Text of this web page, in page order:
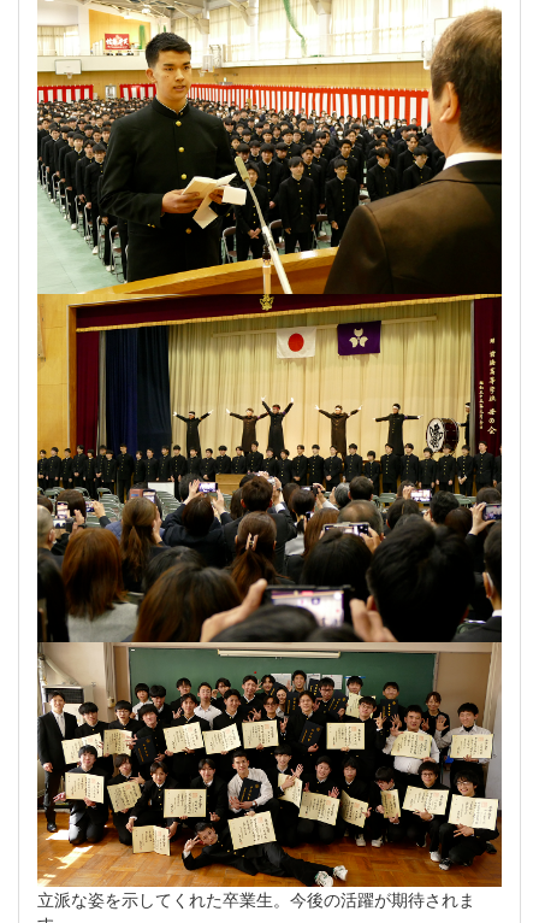
立派な姿を示してくれた卒業生。今後の活躍が期待されま